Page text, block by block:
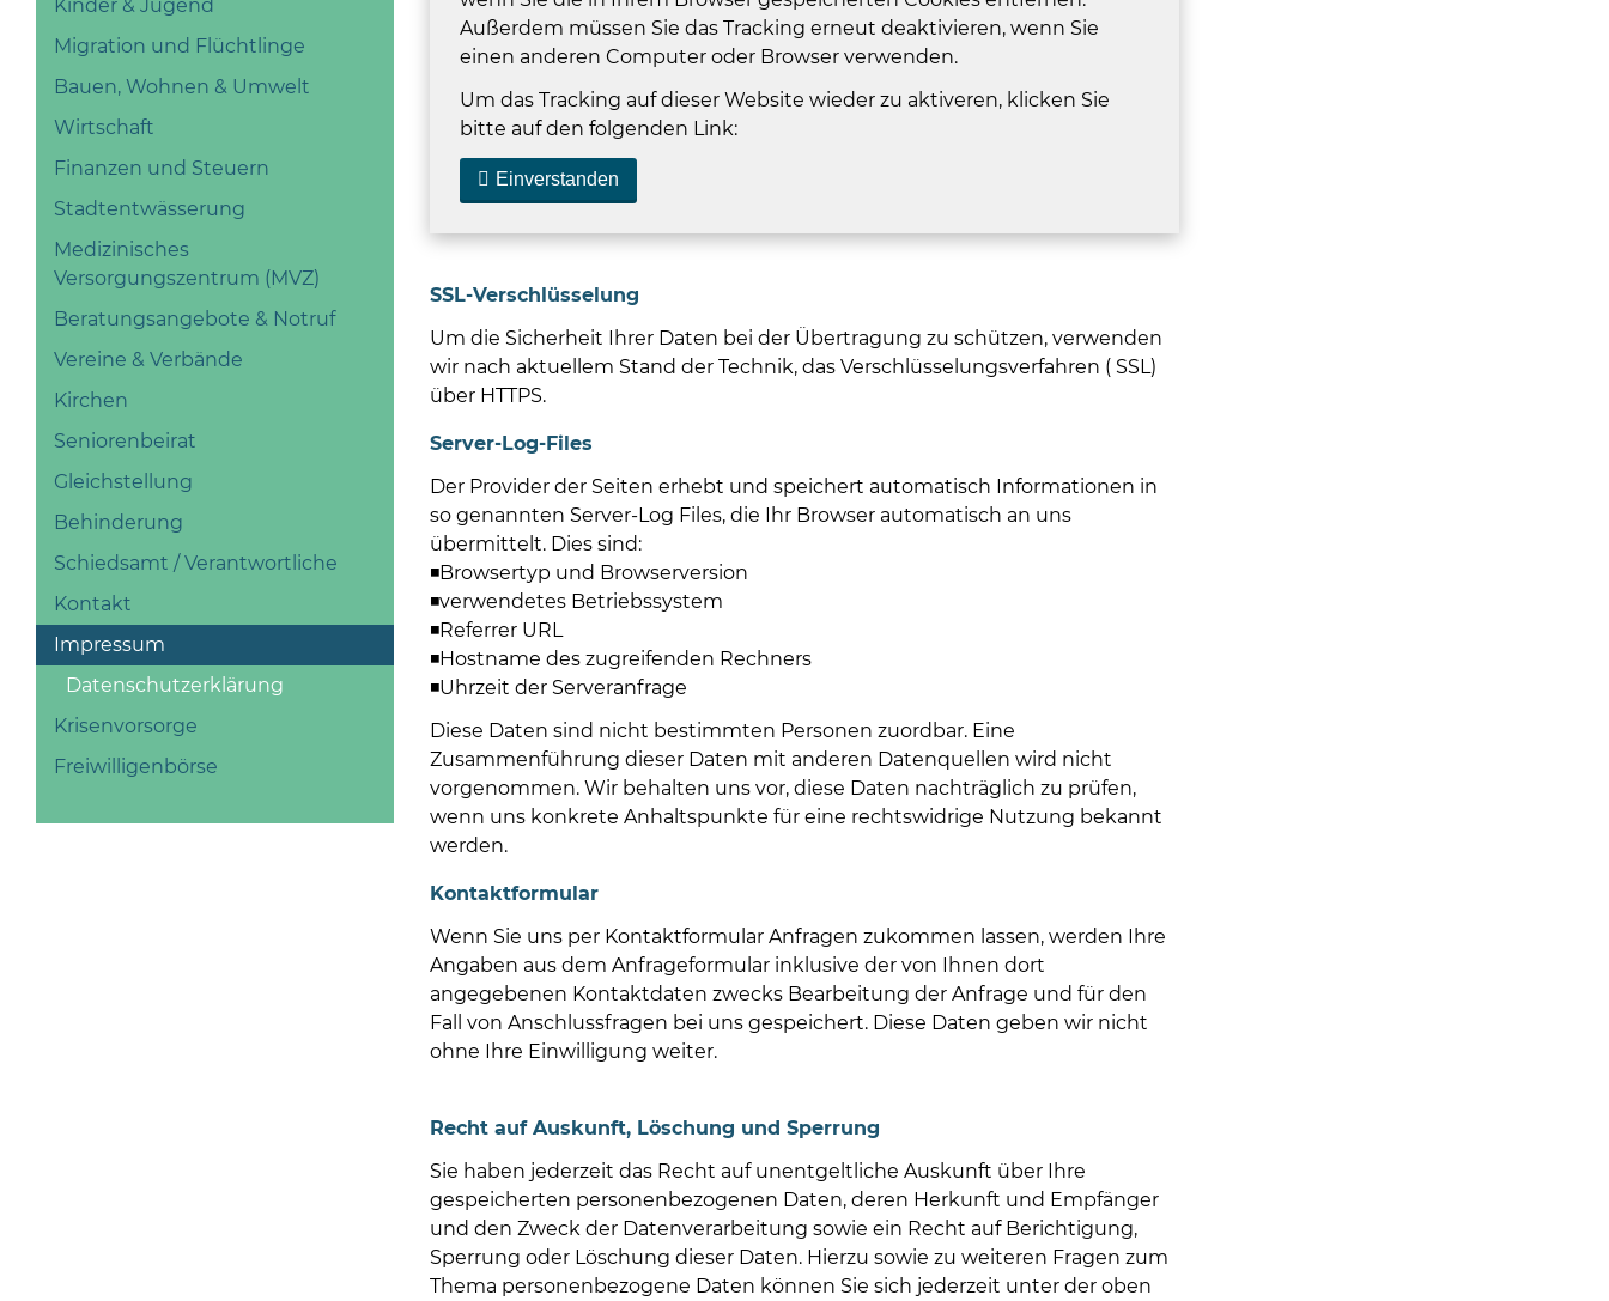
Kinder & Jugend
Migration und Flüchtlinge
Bauen, Wohnen & Umwelt
Wirtschaft
Finanzen und Steuern
Stadtentwässerung
Medizinisches
Versorgungszentrum (MVZ)
Beratungsangebote & Notruf
Vereine & Verbände
Kirchen
Seniorenbeirat
Gleichstellung
Behinderung
Schiedsamt / Verantwortliche
Kontakt
Impressum
Datenschutzerklärung
Krisenvorsorge
Freiwilligenbörse
Außerdem müssen Sie das Tracking erneut deaktivieren, wenn Sie
einen anderen Computer oder Browser verwenden.
Um das Tracking auf dieser Website wieder zu aktiveren, klicken Sie
bitte auf den folgenden Link:
Einverstanden
SSL-Verschlüsselung
Um die Sicherheit Ihrer Daten bei der Übertragung zu schützen, verwenden
wir nach aktuellem Stand der Technik, das Verschlüsselungsverfahren ( SSL)
über HTTPS.
Server-Log-Files
Der Provider der Seiten erhebt und speichert automatisch Informationen in
so genannten Server-Log Files, die Ihr Browser automatisch an uns
übermittelt. Dies sind:
◾Browsertyp und Browserversion
◾verwendetes Betriebssystem
◾Referrer URL
◾Hostname des zugreifenden Rechners
◾Uhrzeit der Serveranfrage
Diese Daten sind nicht bestimmten Personen zuordbar. Eine
Zusammenführung dieser Daten mit anderen Datenquellen wird nicht
vorgenommen. Wir behalten uns vor, diese Daten nachträglich zu prüfen,
wenn uns konkrete Anhaltspunkte für eine rechtswidrige Nutzung bekannt
werden.
Kontaktformular
Wenn Sie uns per Kontaktformular Anfragen zukommen lassen, werden Ihre
Angaben aus dem Anfrageformular inklusive der von Ihnen dort
angegebenen Kontaktdaten zwecks Bearbeitung der Anfrage und für den
Fall von Anschlussfragen bei uns gespeichert. Diese Daten geben wir nicht
ohne Ihre Einwilligung weiter.
Recht auf Auskunft, Löschung und Sperrung
Sie haben jederzeit das Recht auf unentgeltliche Auskunft über Ihre
gespeicherten personenbezogenen Daten, deren Herkunft und Empfänger
und den Zweck der Datenverarbeitung sowie ein Recht auf Berichtigung,
Sperrung oder Löschung dieser Daten. Hierzu sowie zu weiteren Fragen zum
Thema personenbezogene Daten können Sie sich jederzeit unter der oben